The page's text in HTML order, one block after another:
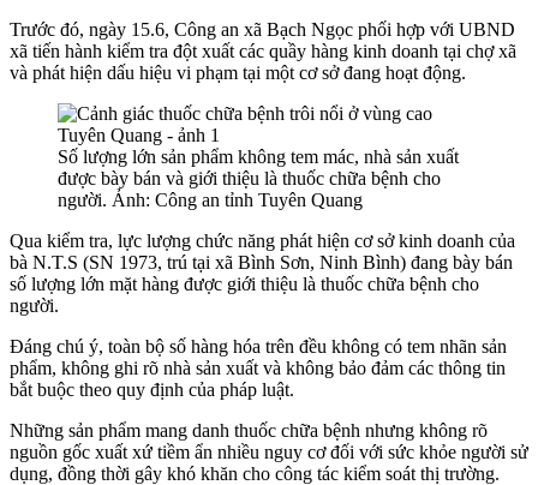
Trước đó, ngày 15.6, Công an xã Bạch Ngọc phối hợp với UBND
xã tiến hành kiểm tra đột xuất các quầy hàng kinh doanh tại chợ xã
và phát hiện dấu hiệu vi phạm tại một cơ sở đang hoạt động.
Số lượng lớn sản phẩm không tem mác, nhà sản xuất
được bày bán và giới thiệu là thuốc chữa bệnh cho
người. Ảnh: Công an tỉnh Tuyên Quang
Qua kiểm tra, lực lượng chức năng phát hiện cơ sở kinh doanh của
bà N.T.S (SN 1973, trú tại xã Bình Sơn, Ninh Bình) đang bày bán
số lượng lớn mặt hàng được giới thiệu là thuốc chữa bệnh cho
người.
Đáng chú ý, toàn bộ số hàng hóa trên đều không có tem nhãn sản
phẩm, không ghi rõ nhà sản xuất và không bảo đảm các thông tin
bắt buộc theo quy định của pháp luật.
Những sản phẩm mang danh thuốc chữa bệnh nhưng không rõ
nguồn gốc xuất xứ tiềm ẩn nhiều nguy cơ đối với sức khỏe người sử
dụng, đồng thời gây khó khăn cho công tác kiểm soát thị trường.